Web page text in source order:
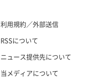
利用規約／外部送信
RSSについて
ニュース提供先について
当メディアについて